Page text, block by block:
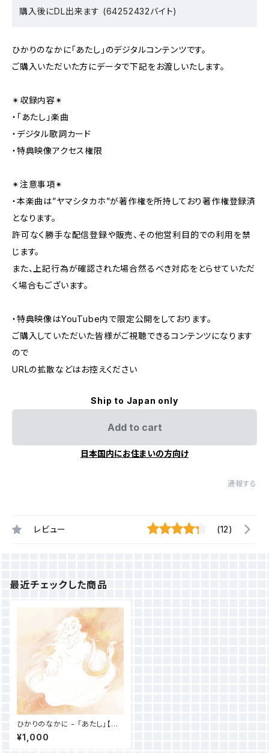
購入後にDL出来ます (64252432バイト)
ひかりのなかに「あたし」のデジタルコンテンツです。
ご購入いただいた方にデータで下記をお渡しいたします。
✴︎収録内容✴︎
・「あたし」楽曲
・デジタル歌詞カード
・特典映像アクセス権限
✴︎注意事項✴︎
・本楽曲は”ヤマシタカホ”が著作権を所持しており著作権登録済
となります。
許可なく勝手な配信登録や販売、その他営利目的での利用を禁
じます。
また、上記行為が確認された場合然るべき対応をとらせていただ
く場合もございます。
・特典映像はYouTube内で限定公開をしております。
ご購入していただいた皆様がご視聴できるコンテンツになります
ので
URLの拡散などはお控えください
Ship to Japan only
Add to cart
日本国内にお住まいの方向け
通報する
レビュー (12)
最近チェックした商品
ひかりのなかに - 「あたし」【デ
ジタルコンテンツ】
¥1,000